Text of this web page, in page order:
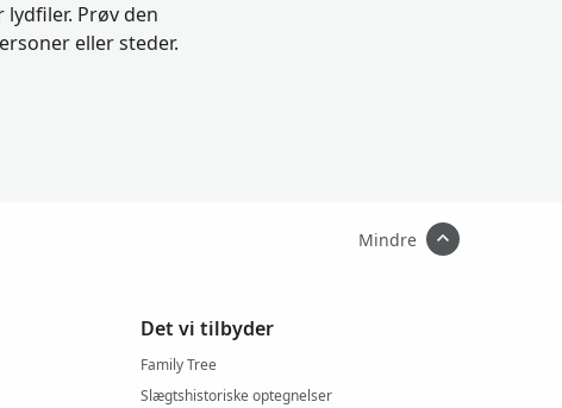
Prøv den
eller steder.
Mindre
Det vi tilbyder
Family Tree
Slægtshistoriske optegnelser